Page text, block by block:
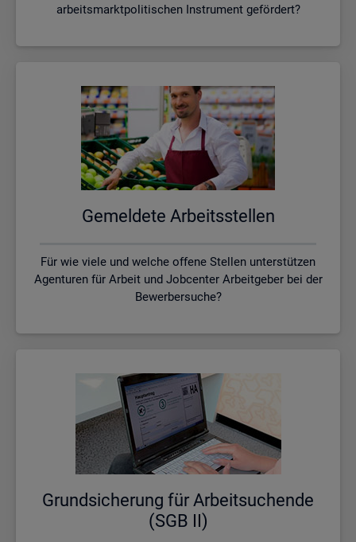
arbeitsmarktpolitischen Instrument gefördert?
Ge­mel­de­te Ar­beits­stel­len
Für wie viele und welche offene Stellen unterstützen
Agenturen für Arbeit und Jobcenter Arbeitgeber bei der
Bewerbersuche?
Grund­si­che­rung für Ar­beit­su­chen­de
(SGB II)